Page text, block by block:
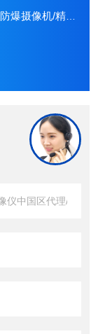
/精诚防爆摄像机